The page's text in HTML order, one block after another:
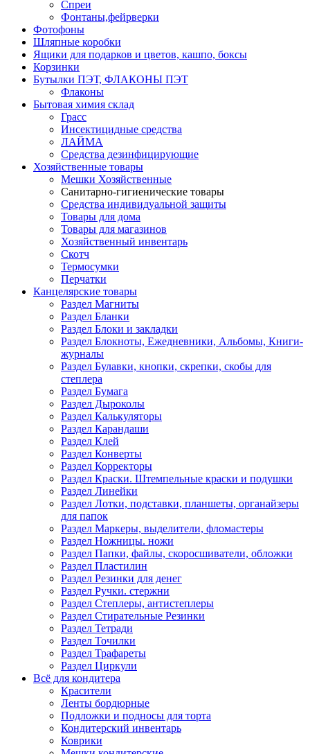
Спреи
Фонтаны,фейрверки
Фотофоны
Шляпные коробки
Ящики для подарков и цветов, кашпо, боксы
Корзинки
Бутылки ПЭТ, ФЛАКОНЫ ПЭТ
Флаконы
Бытовая химия склад
Грасс
Инсектицидные средства
ЛАЙМА
Средства дезинфицирующие
Хозяйственные товары
Мешки Хозяйственные
Санитарно-гигиенические товары
Средства индивидуальной защиты
Товары для дома
Товары для магазинов
Хозяйственный инвентарь
Скотч
Термосумки
Перчатки
Канцелярские товары
Раздел Магниты
Раздел Бланки
Раздел Блоки и закладки
Раздел Блокноты, Ежедневники, Альбомы, Книги-
журналы
Раздел Булавки, кнопки, скрепки, скобы для
степлера
Раздел Бумага
Раздел Дыроколы
Раздел Калькуляторы
Раздел Карандаши
Раздел Клей
Раздел Конверты
Раздел Корректоры
Раздел Краски. Штемпельные краски и подушки
Раздел Линейки
Раздел Лотки, подставки, планшеты, органайзеры
для папок
Раздел Маркеры, выделители, фломастеры
Раздел Ножницы. ножи
Раздел Папки, файлы, скоросшиватели, обложки
Раздел Пластилин
Раздел Резинки для денег
Раздел Ручки. стержни
Раздел Степлеры, антистеплеры
Раздел Стирательные Резинки
Раздел Тетради
Раздел Точилки
Раздел Трафареты
Раздел Циркули
Всё для кондитера
Красители
Ленты бордюрные
Подложки и подносы для торта
Кондитерский инвентарь
Коврики